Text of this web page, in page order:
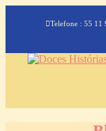
Telefone : 55 11